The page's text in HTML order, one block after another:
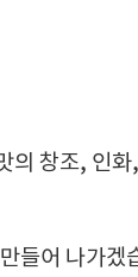
의 창조, 인
들어 나가겠